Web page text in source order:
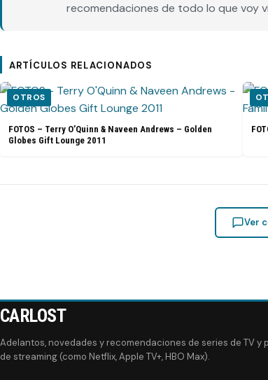
recomendaciones de todo lo que voy
ARTÍCULOS RELACIONADOS
OTROS
FOTOS – Terry O’Quinn & Naveen Andrews – Golden
Globes Gift Lounge 2011
Ver
CARLOST
Adelantos, novedades y recomendaciones de series de TV y
de streaming (como Netflix, Apple TV+, HBO Max).